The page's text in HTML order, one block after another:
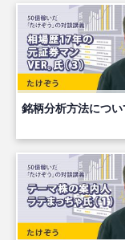
銘柄分析方法につい